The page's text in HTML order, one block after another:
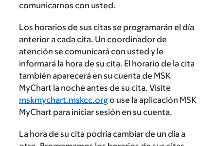
comunicarnos con usted.
Los horarios de sus citas se programarán el día
anterior a cada cita. Un coordinador de
atención se comunicará con usted y le
informará la hora de su cita. El horario de la cita
también aparecerá en su cuenta de MSK
MyChart la noche antes de su cita. Visite
mskmychart.mskcc.orgo use la aplicación MSK
MyChart para iniciar sesión en su cuenta.
La hora de su cita podría cambiar de un día a